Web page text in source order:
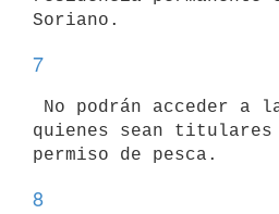
7
quienes sean titulares
8